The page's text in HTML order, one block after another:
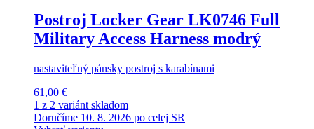
Postroj Locker Gear LK0746 Full
Military Access Harness modrý
nastaviteľný pánsky postroj s karabínami
61,00 €
1 z 2 variánt skladom
Doručíme 10. 8. 2026 po celej SR